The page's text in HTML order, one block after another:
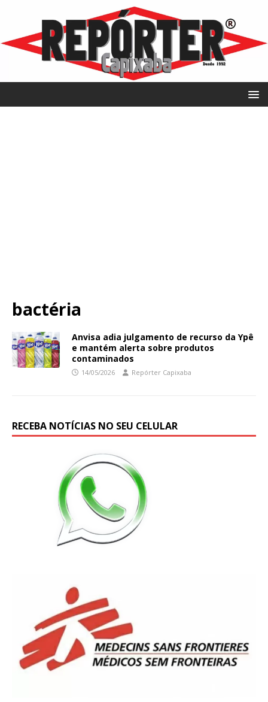
bactéria
Anvisa adia julgamento de recurso da Ypê
e mantém alerta sobre produtos
contaminados
14/05/2026 Repórter Capixaba
RECEBA NOTÍCIAS NO SEU CELULAR